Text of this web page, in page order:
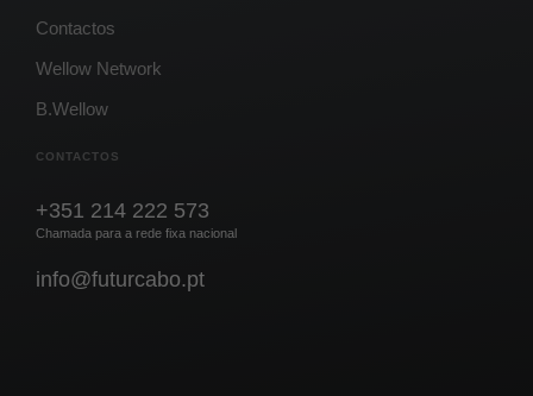
Contactos
Wellow Network
B.Wellow
CONTACTOS
+351 214 222 573
Chamada para a rede fixa nacional
info@futurcabo.pt